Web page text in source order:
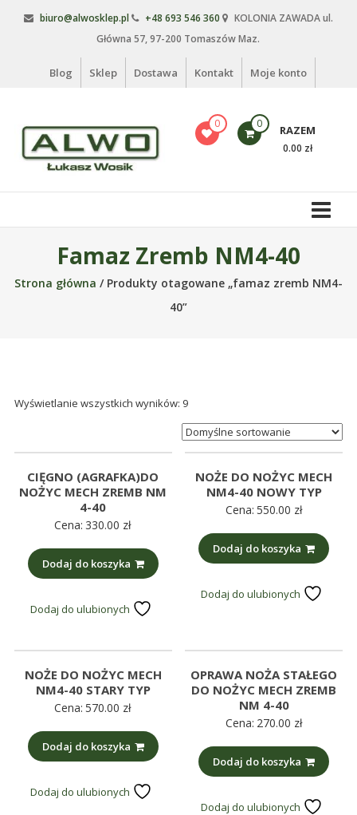
biuro@alwosklep.pl +48 693 546 360
KOLONIA ZAWADA ul.
Główna 57, 97-200 Tomaszów Maz.
Blog Sklep Dostawa Kontakt Moje konto
Alwo
sklep
meble
maszynowe.
rodzaju
betoniarek,
maszyn
także
zamienne.
0 0 RAZEM
0.00 zł
Famaz Zremb NM4-40
Strona główna / Produkty otagowane „famaz zremb NM4-
40”
Wyświetlanie wszystkich wyników: 9
CIĘGNO (AGRAFKA)DO
NOŻYC MECH ZREMB NM
4-40
Cena: 330.00 zł
Dodaj do koszyka
Dodaj do ulubionych
NOŻE DO NOŻYC MECH
NM4-40 NOWY TYP
Cena: 550.00 zł
Dodaj do koszyka
Dodaj do ulubionych
NOŻE DO NOŻYC MECH
NM4-40 STARY TYP
Cena: 570.00 zł
Dodaj do koszyka
Dodaj do ulubionych
OPRAWA NOŻA STAŁEGO
DO NOŻYC MECH ZREMB
NM 4-40
Cena: 270.00 zł
Dodaj do koszyka
Dodaj do ulubionych